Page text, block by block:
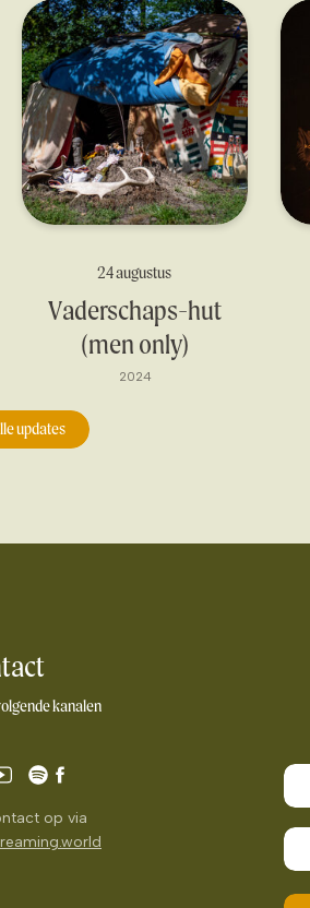
Vaderschaps-hut
(men only)
24 augustus
updates
2024
kanalen
op via